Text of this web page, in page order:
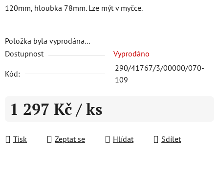
120mm, hloubka 78mm. Lze mýt v myčce.
Položka byla vyprodána…
Dostupnost
Vyprodáno
Kód:
290/41767/3/00000/070-
109
1 297 Kč / ks
Tisk
Zeptat se Hlídat Sdílet